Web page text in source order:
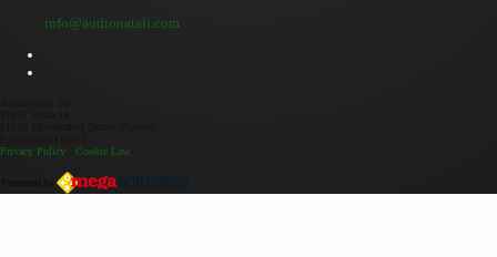
info@audionatali.com
Privacy Policy
Cookie Law